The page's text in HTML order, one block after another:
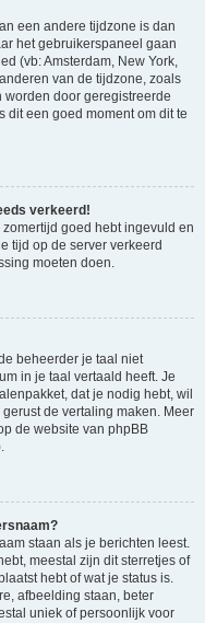
een andere tijdzone is dan
het gebruikerspaneel gaan
(vb: Amsterdam, New York,
van de tijdzone, zoals
door geregistreerde
dit een goed moment om dit te
verkeerd!
goed hebt ingevuld en
tijd op de server verkeerd
moeten doen.
beheerder je taal niet
in je taal vertaald heeft. Je
dat je nodig hebt, wil
de vertaling maken. Meer
de website van phpBB
staan als je berichten leest.
meestal zijn dit sterretjes of
hebt of wat je status is.
afbeelding staan, beter
uniek of persoonlijk voor